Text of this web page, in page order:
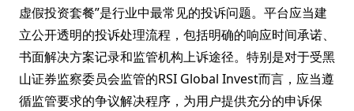
虚假投资套餐”是行业中最常见的投诉问题。平台应当建
立公开透明的投诉处理流程，包括明确的响应时间承诺、
书面解决方案记录和监管机构上诉途径。特别是对于受黑
山证券监察委员会监管的RSI Global Invest而言，应当遵
循监管要求的争议解决程序，为用户提供充分的申诉保